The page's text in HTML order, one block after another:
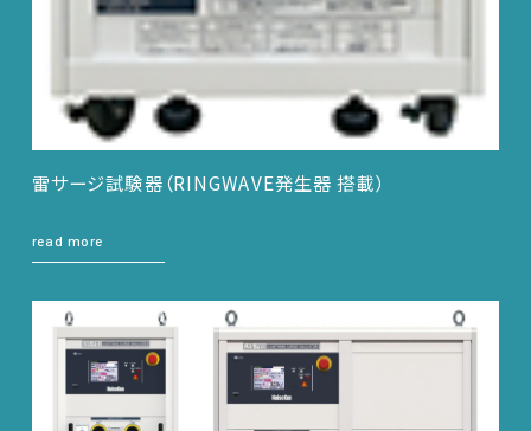
雷サージ試験器（RINGWAVE発生器 搭載）
read more